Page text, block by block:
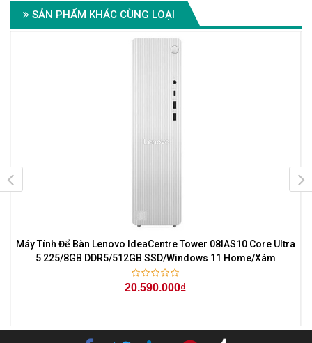
SẢN PHẨM KHÁC CÙNG LOẠI
Máy Tính Để Bàn Lenovo IdeaCentre Tower 08IAS10 Core Ultra
5 225/8GB DDR5/512GB SSD/Windows 11 Home/Xám
20.590.000₫